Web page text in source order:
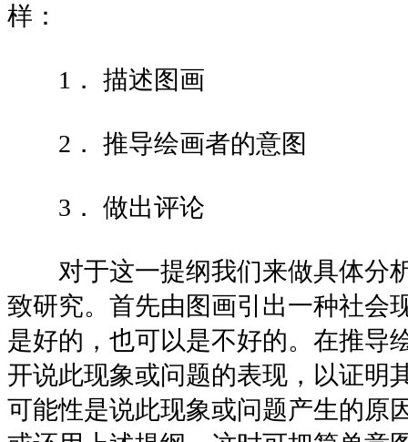
样：
1． 描述图画
2． 推导绘画者的意图
3． 做出评论
对于这一提纲我们来做具体分
致研究。首先由图画引出一种社会
是好的，也可以是不好的。在推导
开说此现象或问题的表现，以证明
可能性是说此现象或问题产生的原